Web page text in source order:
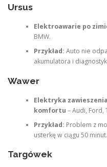
Ursus
Elektroawarie po
BMW.
Przykład: Auto nie
akumulatora i
Wawer
Elektryka
komfortu – Audi, Ford,
Przykład: Problem z
usterkę w ciągu 50 minut.
Targówek